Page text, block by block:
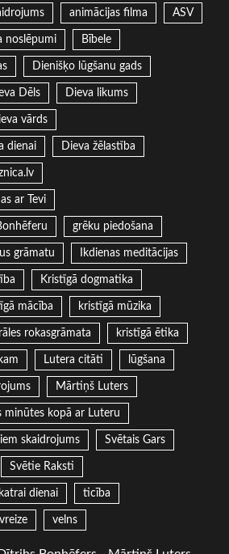
animācijas filma ASV
noslēpumi Bībele
Dienišķo lūgšanu gads
Dēls Dieva likums
vārds
dienai Dieva žēlastība
ar Tevi
grēku piedošana
grāmatu Ikdienas meditācijas
Kristīgā dogmatika
mācība kristīgā mūzika
rokasgrāmata kristīgā ētika
Lutera citāti lūgšana
Mārtiņš Luters
minūtes kopā ar Luteru
skaidrojums Svētais Gars
Svētie Raksti
dienai ticība
velns